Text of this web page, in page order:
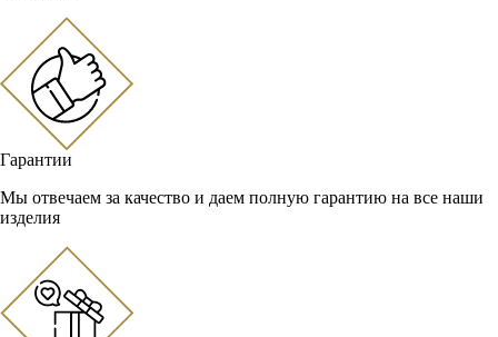
Гарантии
Мы отвечаем за качество и даем полную гарантию на все наши
изделия